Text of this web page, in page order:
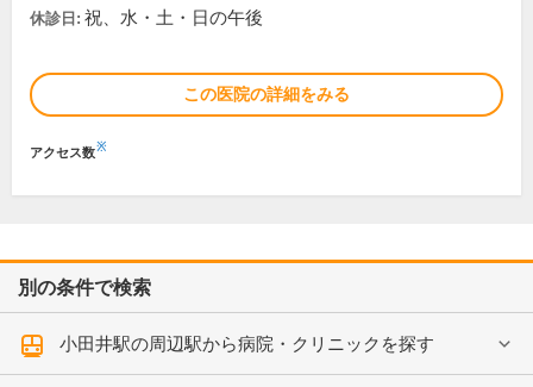
休診日: 祝、水・土・日の午後
この医院の詳細をみる
アクセス数※
別の条件で検索
小田井駅の周辺駅から病院・クリニックを探す